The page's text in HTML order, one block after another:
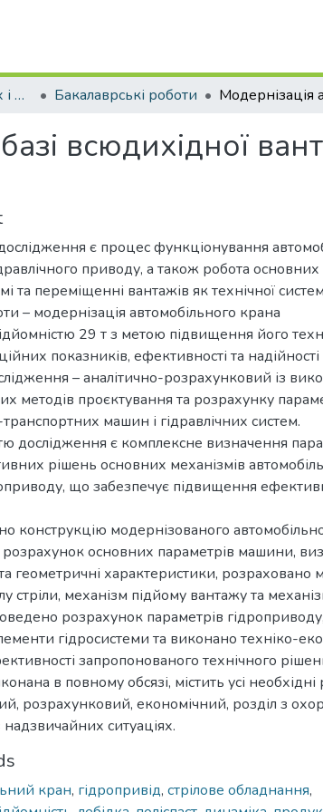
Кафедра будівельних і дорожніх машин Бакалаврські роботи
всюдихідної
є процес функціонування
приводу, а також робота основних
та переміщенні вантажів як технічної
– модернізація автомобільного крана
29 т з метою підвищення його
показників, ефективності та
– аналітично-розрахунковий із
методів проєктування та розрахунку
машин і гідравлічних систем.
дослідження є комплексне визначення
рішень основних механізмів
що забезпечує підвищення
конструкцію модернізованого
основних параметрів машини,
геометричні характеристики, розраховано
стріли, механізм підйому вантажу та
розрахунок параметрів
гідросистеми та виконано техніко-
запропонованого технічного
в повному обсязі, містить усі необхідні
розрахунковий, економічний, розділ з
ситуаціях.
кран, гідропривід, стрілове обладнання,